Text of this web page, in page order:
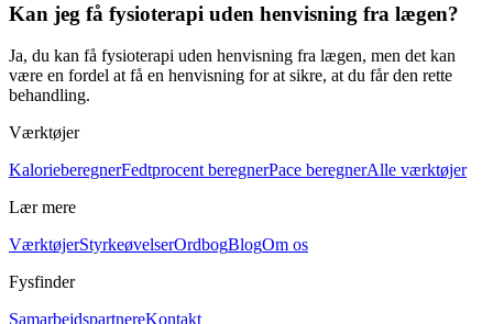
Kan jeg få fysioterapi uden henvisning fra lægen?
Ja, du kan få fysioterapi uden henvisning fra lægen, men det kan
være en fordel at få en henvisning for at sikre, at du får den rette
behandling.
Værktøjer
KalorieberegnerFedtprocent beregnerPace beregnerAlle værktøjer
Lær mere
VærktøjerStyrkeøvelserOrdbogBlogOm os
Fysfinder
SamarbejdspartnereKontakt